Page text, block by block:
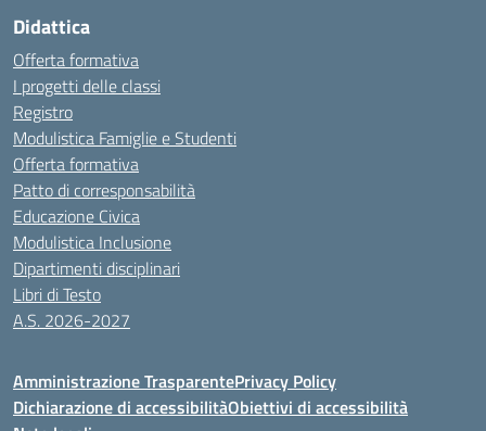
Didattica
Offerta formativa
I progetti delle classi
Registro
Modulistica Famiglie e Studenti
Offerta formativa
Patto di corresponsabilità
Educazione Civica
Modulistica Inclusione
Dipartimenti disciplinari
Libri di Testo
A.S. 2026-2027
Amministrazione TrasparentePrivacy Policy
Dichiarazione di accessibilitàObiettivi di accessibilità